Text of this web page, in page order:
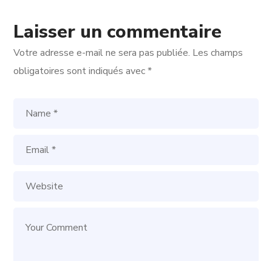
Laisser un commentaire
Votre adresse e-mail ne sera pas publiée. Les champs
obligatoires sont indiqués avec*